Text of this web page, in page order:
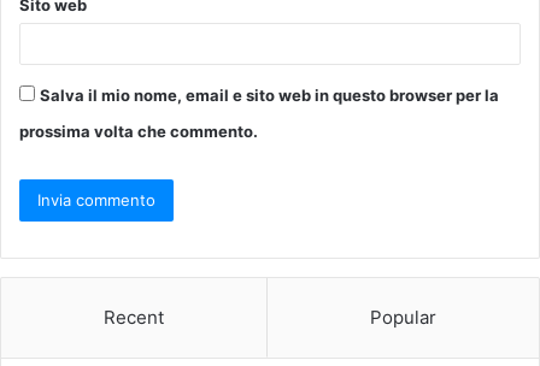
Sito web
Salva il mio nome, email e sito web in questo browser per la
prossima volta che commento.
Recent Popular